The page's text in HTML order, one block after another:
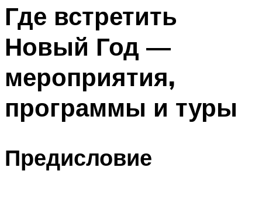
Где встретить
Новый Год —
мероприятия,
программы и туры
Предисловие